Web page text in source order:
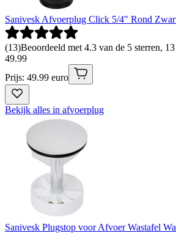
Sanivesk Afvoerplug Click 5/4" Rond
(13)Beoordeeld met 4.3 van de 5 sterren,
49.99
Prijs: 49.99 euro
Bekijk alles in afvoerplug
Sanivesk Plugstop voor Afvoer Wastafel